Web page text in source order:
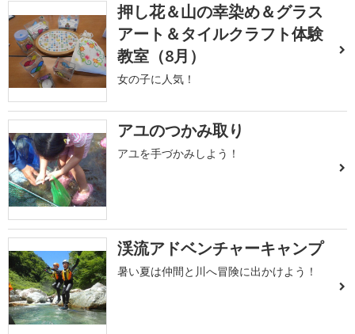
押し花＆山の幸染め＆グラス
アート＆タイルクラフト体験
教室（8月）
女の子に人気！
アユのつかみ取り
アユを手づかみしよう！
渓流アドベンチャーキャンプ
暑い夏は仲間と川へ冒険に出かけよう！